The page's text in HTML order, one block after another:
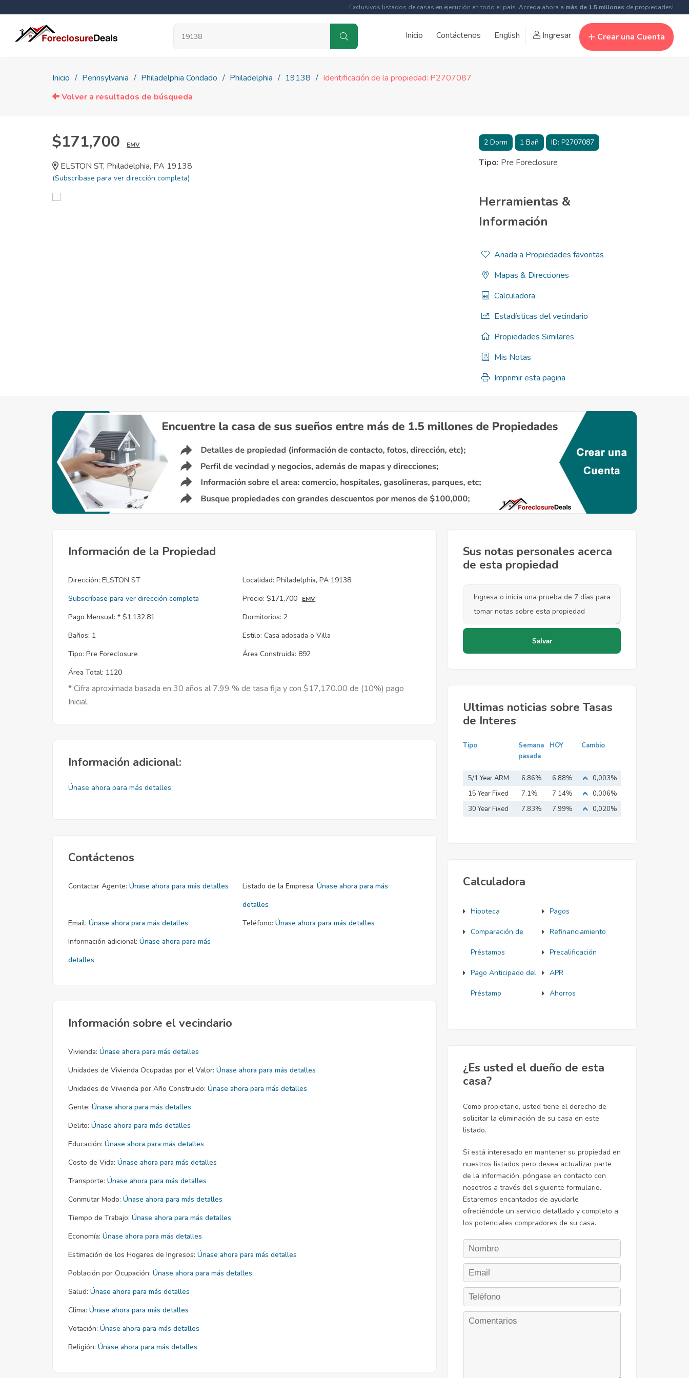
Exclusivos listados de casas en ejecución en todo el país. Acceda ahora a más de 1.5 millones de propiedades!
Inicio Contáctenos English Ingresar Crear una Cuenta
Inicio Pennsylvania Philadelphia Condado Philadelphia 19138
Identificación de la propiedad: P2707087
Volver a resultados de búsqueda
$171,700 EMV
ELSTON ST, Philadelphia, PA 19138
(Subscríbase para ver dirección completa)
2Dorm 1Bañ ID: P2707087
Tipo: Pre Foreclosure
Herramientas &
Información
Añada a Propiedades favoritas
Mapas & Direcciones
Calculadora
Estadísticas del vecindario
Propiedades Similares
Mis Notas
Imprimir esta pagina
Información de la Propiedad
Dirección: ELSTON ST
Subscríbase para ver dirección completa
Localidad: Philadelphia, PA 19138
Precio: $171,700 EMV
Pago Mensual: * $1,132.81 Dormitorios: 2
Baños: 1 Estilo: Casa adosada o Villa
Tipo: Pre Foreclosure Área Construida: 892
Área Total: 1120
* Cifra aproximada basada en 30 años al 7.99 % de tasa fija y con $17,170.00 de (10%) pago
Inicial.
Información adicional:
Únase ahora para más detalles
Contáctenos
Contactar Agente: Únase ahora para más detalles Listado de la Empresa: Únase ahora para más
detalles
Email: Únase ahora para más detalles Teléfono: Únase ahora para más detalles
Información adicional: Únase ahora para más
detalles
Información sobre el vecindario
Vivienda: Únase ahora para más detalles
Unidades de Vivienda Ocupadas por el Valor: Únase ahora para más detalles
Unidades de Vivienda por Año Construido: Únase ahora para más detalles
Gente: Únase ahora para más detalles
Delito: Únase ahora para más detalles
Educación: Únase ahora para más detalles
Costo de Vida: Únase ahora para más detalles
Transporte: Únase ahora para más detalles
Conmutar Modo: Únase ahora para más detalles
Tiempo de Trabajo: Únase ahora para más detalles
Economía: Únase ahora para más detalles
Estimación de los Hogares de Ingresos: Únase ahora para más detalles
Población por Ocupación: Únase ahora para más detalles
Salud: Únase ahora para más detalles
Clima: Únase ahora para más detalles
Votación: Únase ahora para más detalles
Religión: Únase ahora para más detalles
Sus notas personales acerca
de esta propiedad
Ultimas noticias sobre Tasas
de Interes
Tipo
Semana
pasada
HOY Cambio
5/1 Year ARM 6.86% 6.88%
0,003%
15 Year Fixed
Mortgage
7.1% 7.14%
0,006%
30 Year Fixed
7.83% 7.99% 0,020%
Calculadora
Hipoteca Pagos
Comparación de
Préstamos
Refinanciamiento
Precalificación
Pago Anticipado del
Préstamo
APR
Ahorros
¿Es usted el dueño de esta
casa?
Como propietario, usted tiene el derecho de
solicitar la eliminación de su casa en este
listado.
Si está interesado en mantener su propiedad en
nuestros listados pero desea actualizar parte
de la información, póngase en contacto con
nosotros a través del siguiente formulario.
Estaremos encantados de ayudarle
ofreciéndole un servicio detallado y completo a
los potenciales compradores de su casa.